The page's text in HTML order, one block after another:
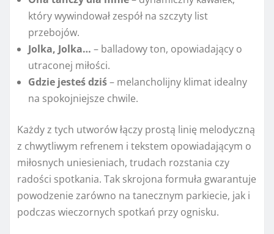
który wywindował zespół na szczyty list
przebojów.
Jolka, Jolka… – balladowy ton, opowiadający o
utraconej miłości.
Gdzie jesteś dziś– melancholijny klimat idealny
na spokojniejsze chwile.
Każdy z tych utworów łączy prostą linię melodyczną
z chwytliwym refrenem i tekstem opowiadającym o
miłosnych uniesieniach, trudach rozstania czy
radości spotkania. Tak skrojona formuła gwarantuje
powodzenie zarówno na tanecznym parkiecie, jak i
podczas wieczornych spotkań przy ognisku.